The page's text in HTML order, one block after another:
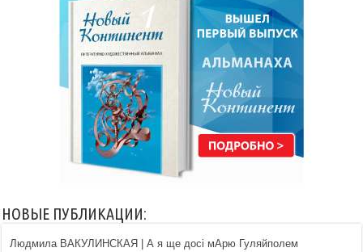
НОВЫЕ ПУБЛИКАЦИИ:
Людмила ВАКУЛИНСКАЯ | А я ще досі мАрю Гуляйполем